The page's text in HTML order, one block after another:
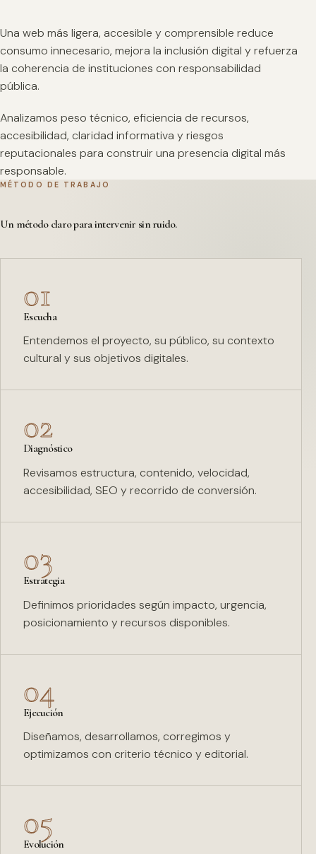
Una web más ligera, accesible y comprensible reduce
consumo innecesario, mejora la inclusión digital y refuerza
la coherencia de instituciones con responsabilidad
pública.
Analizamos peso técnico, eficiencia de recursos,
accesibilidad, claridad informativa y riesgos
reputacionales para construir una presencia digital más
responsable.
MÉTODO DE TRABAJO
Un método claro para intervenir sin ruido.
01
Escucha
Entendemos el proyecto, su público, su contexto
cultural y sus objetivos digitales.
02
Diagnóstico
Revisamos estructura, contenido, velocidad,
accesibilidad, SEO y recorrido de conversión.
03
Estrategia
Definimos prioridades según impacto, urgencia,
posicionamiento y recursos disponibles.
04
Ejecución
Diseñamos, desarrollamos, corregimos y
optimizamos con criterio técnico y editorial.
05
Evolución